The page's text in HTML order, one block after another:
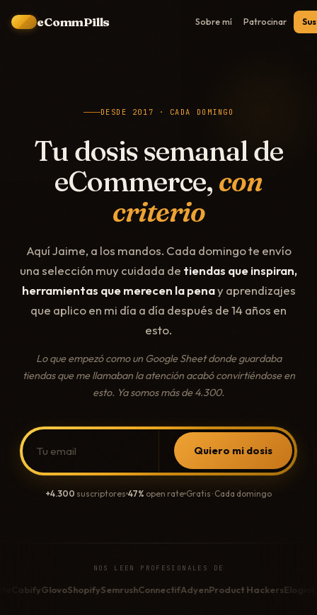
eCommPills Sobre mí Patrocinar
DESDE 2017 · CADA DOMINGO
Tu dosis semanal de
eCommerce, con
criterio
Aquí Jaime, a los mandos. Cada domingo te envío
una selección muy cuidada de tiendas que inspiran,
herramientas que merecen la penay aprendizajes
que aplico en mi día a día después de 14 años en
esto.
Lo que empezó como un Google Sheet donde guardaba
tiendas que me llamaban la atención acabó convirtiéndose en
esto. Ya somos más de 4.300.
Quiero mi dosis
+4.300 suscriptores 47% open rate Gratis · Cada domingo
NOS LEEN PROFESIONALES DE
ShopifySemrushConnectifAdyenProduct HackersElogiaFreshly